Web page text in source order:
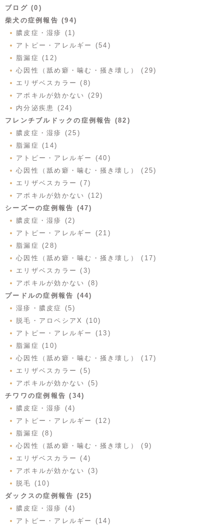
ブログ (0)
柴犬の症例報告 (94)
膿皮症・湿疹 (1)
アトピー・アレルギー (54)
脂漏症 (12)
心因性（舐め癖・噛む・掻き壊し） (29)
エリザベスカラー (8)
アポキルが効かない (29)
内分泌疾患 (24)
フレンチブルドックの症例報告 (82)
膿皮症・湿疹 (25)
脂漏症 (14)
アトピー・アレルギー (40)
心因性（舐め癖・噛む・掻き壊し） (25)
エリザベスカラー (7)
アポキルが効かない (12)
シーズーの症例報告 (47)
膿皮症・湿疹 (2)
アトピー・アレルギー (21)
脂漏症 (28)
心因性（舐め癖・噛む・掻き壊し） (17)
エリザベスカラー (3)
アポキルが効かない (8)
プードルの症例報告 (44)
湿疹・膿皮症 (5)
脱毛・アロペシアX (10)
アトピー・アレルギー (13)
脂漏症 (10)
心因性（舐め癖・噛む・掻き壊し） (17)
エリザベスカラー (5)
アポキルが効かない (5)
チワワの症例報告 (34)
膿皮症・湿疹 (4)
アトピー・アレルギー (12)
脂漏症 (8)
心因性（舐め癖・噛む・掻き壊し） (9)
エリザベスカラー (4)
アポキルが効かない (3)
脱毛 (10)
ダックスの症例報告 (25)
膿皮症・湿疹 (4)
アトピー・アレルギー (14)